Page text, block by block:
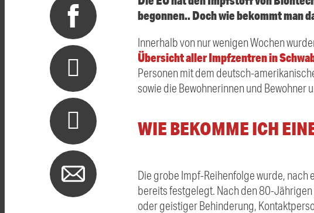
begonnen.. Doch wie bekommt man
Innerhalb von nur wenigen Wochen
Übersicht aller Impfzentren in
Personen mit dem deutsch-
sowie die Bewohnerinnen und
WIE BEKOMME ICH
Die grobe Impf-Reihenfolge wurde,
bereits festgelegt. Nach den 80-
oder geistiger Behinderung,